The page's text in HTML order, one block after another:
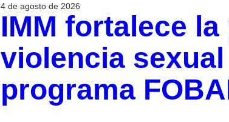
4 de agosto de 2026
IMM fortalece
violencia
programa